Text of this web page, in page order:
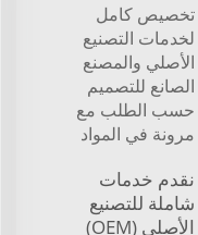
تخصيص كامل
لخدمات التصنيع
الأصلي والمصنع
الصانع للتصميم
حسب الطلب مع
مرونة في المواد
نقدم خدمات
شاملة للتصنيع
الأصلي (OEM)